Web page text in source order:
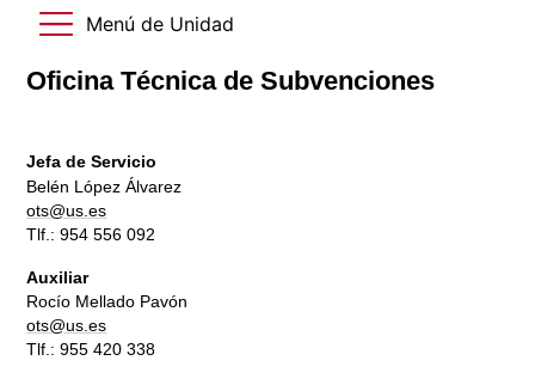
Menú de Unidad
Oficina Técnica de Subvenciones
Jefa de Servicio
Belén López Álvarez
ots@us.es
Tlf.: 954 556 092
Auxiliar
Rocío Mellado Pavón
ots@us.es
Tlf.: 955 420 338